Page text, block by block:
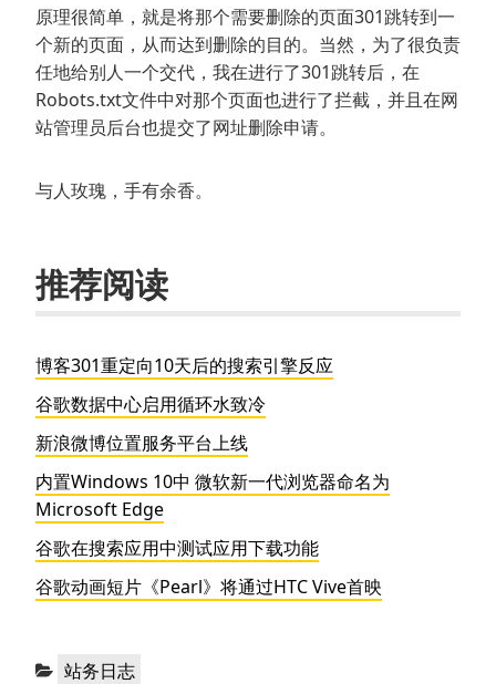
原理很简单，就是将那个需要删除的页面301跳转到一
个新的页面，从而达到删除的目的。当然，为了很负责
任地给别人一个交代，我在进行了301跳转后，在
Robots.txt文件中对那个页面也进行了拦截，并且在网
站管理员后台也提交了网址删除申请。
与人玫瑰，手有余香。
推荐阅读
博客301重定向10天后的搜索引擎反应
谷歌数据中心启用循环水致冷
新浪微博位置服务平台上线
内置Windows 10中 微软新一代浏览器命名为
Microsoft Edge
谷歌在搜索应用中测试应用下载功能
谷歌动画短片《Pearl》将通过HTC Vive首映
分 站务日志